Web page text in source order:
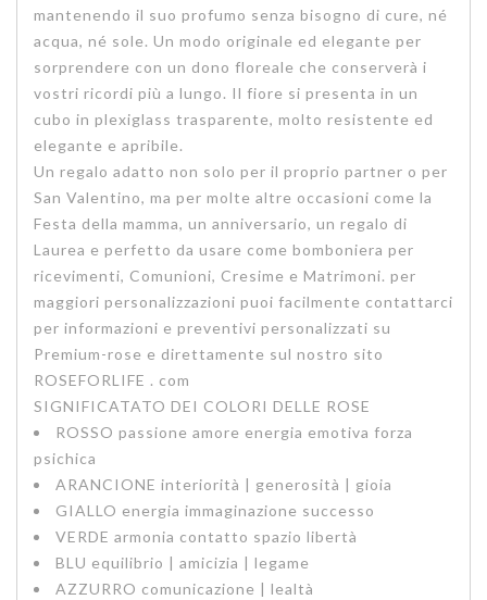
mantenendo il suo profumo senza bisogno di cure, né
acqua, né sole. Un modo originale ed elegante per
sorprendere con un dono floreale che conserverà i
vostri ricordi più a lungo. Il fiore si presenta in un
cubo in plexiglass trasparente, molto resistente ed
elegante e apribile.
Un regalo adatto non solo per il proprio partner o per
San Valentino, ma per molte altre occasioni come la
Festa della mamma, un anniversario, un regalo di
Laurea e perfetto da usare come bomboniera per
ricevimenti, Comunioni, Cresime e Matrimoni. per
maggiori personalizzazioni puoi facilmente contattarci
per informazioni e preventivi personalizzati su
Premium-rose e direttamente sul nostro sito
ROSEFORLIFE . com
SIGNIFICATATO DEI COLORI DELLE ROSE
ROSSO passione amore energia emotiva forza
psichica
ARANCIONE interiorità | generosità | gioia
GIALLO energia immaginazione successo
VERDE armonia contatto spazio libertà
BLU equilibrio | amicizia | legame
AZZURRO comunicazione | lealtà